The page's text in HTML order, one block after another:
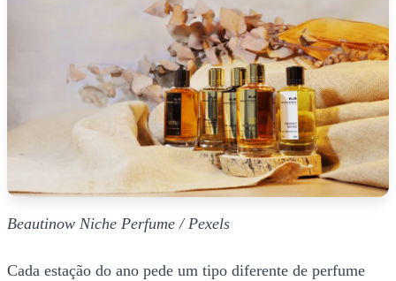
Beautinow Niche Perfume / Pexels
Cada estação do ano pede um tipo diferente de perfume